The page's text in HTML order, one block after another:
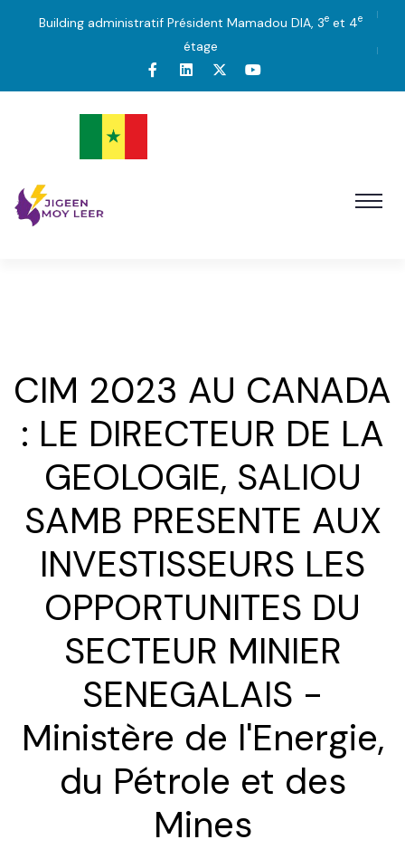
Building administratif Président Mamadou DIA, 3eet 4e
étage
CIM 2023 AU CANADA
: LE DIRECTEUR DE LA
GEOLOGIE, SALIOU
SAMB PRESENTE AUX
INVESTISSEURS LES
OPPORTUNITES DU
SECTEUR MINIER
SENEGALAIS -
Ministère de l'Energie,
du Pétrole et des
Mines